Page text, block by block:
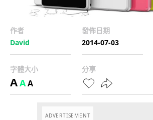
作者
David
發佈日期
2014-07-03
字體大小
AAA
分享
ADVERTISEMENT